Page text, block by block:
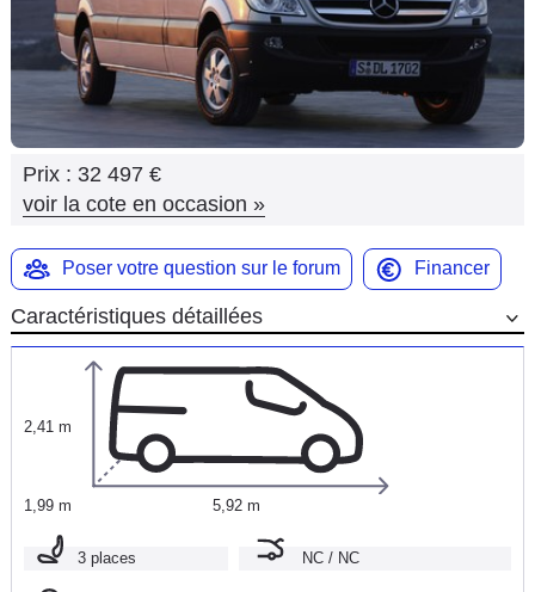
Services
Forum
Moto
Marques
Prix : 32 497 €
voir la cote en occasion »
Poser votre question sur le forum Financer
Caractéristiques détaillées
2,41 m
1,99 m 5,92 m
3 places NC / NC